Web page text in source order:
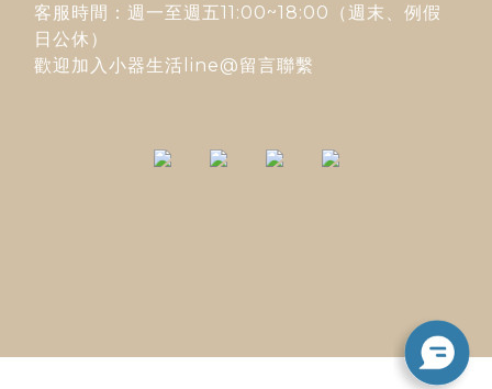
立即購買
客服時間：週一至週五11:00~18:00（週末、例假
日公休）
歡迎加入 小器生活line@留言聯繫